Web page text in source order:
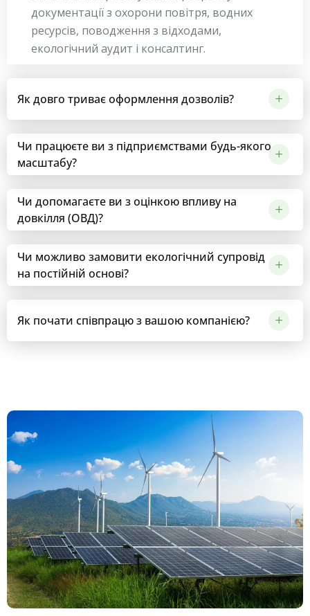
документації з охорони повітря, водних
ресурсів, поводження з відходами,
екологічний аудит і консалтинг.
Як довго триває оформлення дозволів?
Чи працюєте ви з підприємствами будь-якого
масштабу?
Чи допомагаєте ви з оцінкою впливу на
довкілля (ОВД)?
Чи можливо замовити екологічний супровід
на постійній основі?
Як почати співпрацю з вашою компанією?